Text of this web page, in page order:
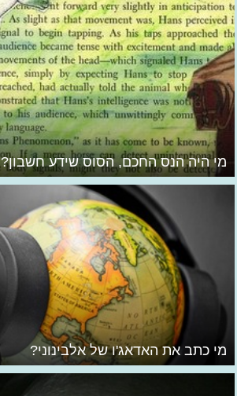
מי היה הנס החכם, הסוס שידע חשבון?
מי כתב את האדאג'ו של אלבינוני?